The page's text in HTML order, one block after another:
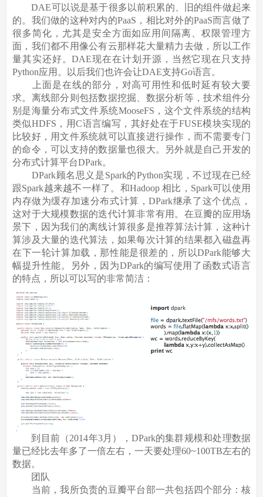
DAE可以说是基于很多以前积累的、旧的组件做起来
的。我们做的这种对内的PaaS，相比对外的PaaS而言做了
很多简化，尤其是安全方面如应用间隔离、权限管理方
面，我们都不用像公有云那样花大量精力去做，所以工作
量其实还好。DAE现在在计划开源，当然它现在只支持
Python应用。以后我们也许会让DAE支持Go语言。
上面是在线的部分，对高可用性和低时延有较大要
求。离线部分则包括数据挖掘、数据分析等，技术组件分
别是海量分布式文件系统MooseFS，这个文件系统的结构
类似HDFS，用C语言编写，其好处在于FUSE模块实现的
比较好，用文件系统就可以直接进行操作，而不需要专门
的命令，可以支持的数据量也很大。另外就是自己开发的
分布式计算平台DPark。
DPark顾名思义是Spark的Python实现，不过现在已经
跟Spark越来越不一样了。和Hadoop 相比，Spark可以使用
内存做为缓存加速分布式计算，DPark继承了这个优点，
这对于大规模数据的迭代计算非常有用。在豆瓣的应用场
景下，因为我们的离线计算很多是推荐算法计算，这种计
算涉及大量的迭代算法，如果每次计算的结果都入磁盘再
在下一轮计算加载，那性能是很差的，所以DPark能够大
幅提升性能。另外，因为DPark的编写使用了函数式语言
的特点，所以可以写的非常简洁：
到目前（2014年3月），DPark的集群规模和处理数据
量已经比去年多了一倍左右，一天要处理60~100TB左右的
数据。
团队
当前，我所负责的豆瓣平台部一共包括四个部分：核